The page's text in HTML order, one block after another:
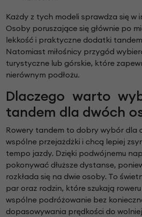
Każdy z tych modeli sprawdza się w
Osoby poruszające się głównie po
lekkość i praktyczne dodatki
Natomiast miłośnicy przygód
turystyczne lub górskie, które
nierównym podłożu.
Dlaczego warto
tandem dla dwóch
Rowery tandem to dobry wybór dla
wspólne przejażdżki i chcą lepiej
tempo jazdy. Dzięki podwójnemu
pokonywać dłuższe dystanse,
rozkłada się na dwie osoby. To
par oraz rodzin, które szukają
wspólne podróżowanie bez
dopasowywania prędkości do